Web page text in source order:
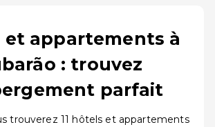
et appartements à
: trouvez
parfait
trouverez 11 hôtels et appartements